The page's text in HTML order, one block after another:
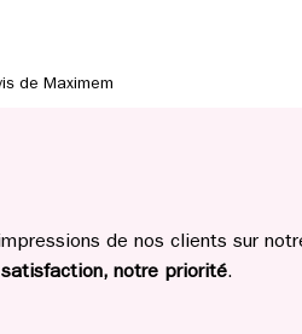
de Maximem
de nos clients sur
satisfaction, notre priorité.